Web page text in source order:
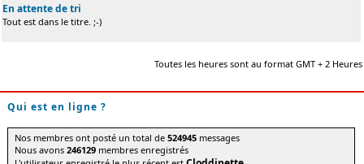
En attente de tri
Tout est dans le titre. ;-)
Toutes les heures sont au format GMT + 2 Heures
Qui est en ligne ?
Nos membres ont posté un total de524945 messages
Nous avons246129 membres enregistrés